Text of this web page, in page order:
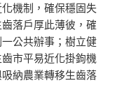
機制，確保穩固失
落戶厚此薄彼，確
公共辦事；樹立健
市平易近化掛鉤機
納農業轉移生齒落